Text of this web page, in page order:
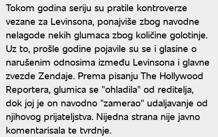
Tokom godina seriju su pratile kontroverze
vezane za Levinsona, ponajviše zbog navodne
nelagode nekih glumaca zbog količine golotinje.
Uz to, prošle godine pojavile su se i glasine o
narušenim odnosima između Levinsona i glavne
zvezde Zendaje. Prema pisanju The Hollywood
Reportera, glumica se "ohladila" od reditelja,
dok joj je on navodno "zamerao" udaljavanje od
njihovog prijateljstva. Nijedna strana nije javno
komentarisala te tvrdnje.